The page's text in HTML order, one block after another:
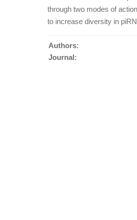
through two modes of
to increase diversity in
Authors:
Journal: